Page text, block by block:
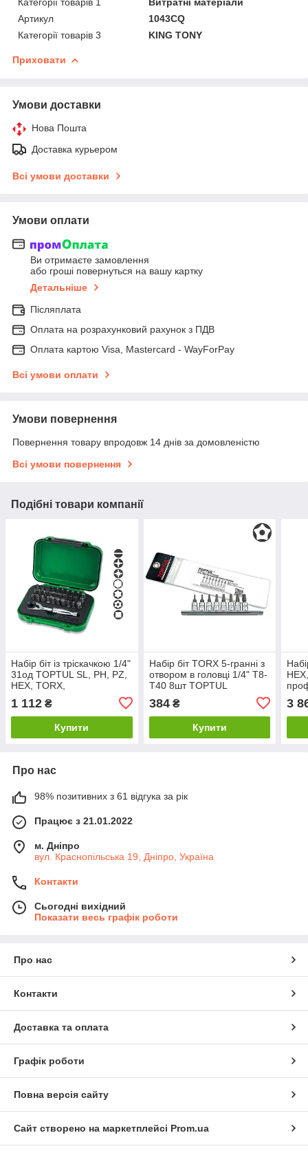
Артикул
1043CQ
Категорії товарів 3
KING TONY
Приховати
Умови доставки
Нова Пошта
Доставка курьером
Всі умови доставки
Умови оплати
Ви отримаєте замовлення
або гроші повернуться на вашу картку
Детальніше
Післяплата
Оплата на розрахунковий рахунок з ПДВ
Оплата картою Visa, Mastercard - WayForPay
Всі умови оплати
Умови повернення
Повернення товару впродовж 14 днів за домовленістю
Всі умови повернення
Подібні товари компанії
Набір біт із тріскачкою 1/4"
31од TOPTUL SL, PH, PZ,
HEX, TORX,
GABW3103
1 112 ₴
Купити
Набір біт TORX 5-гранні з
отвором в головці 1/4" T8-
T40 8шт TOPTUL
384₴
Купити
3
Про нас
98% позитивних з 61 відгука за рік
Працює з 21.01.2022
м. Дніпро
вул. Краснопільська 19, Дніпро, Україна
Контакти
Сьогодні вихідний
Показати весь графік роботи
Про нас
Контакти
Доставка та оплата
Графік роботи
Повна версія сайту
Сайт створено на маркетплейсі Prom.ua